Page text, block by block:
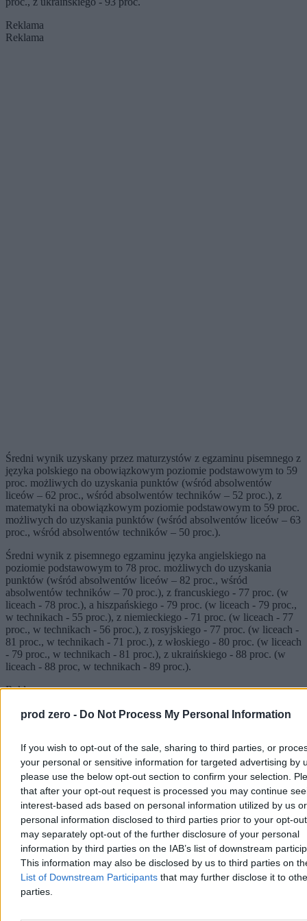
prod zero - Do Not Process My Personal Information
If you wish to opt-out of the sale, sharing to third parties, or
your personal or sensitive information for targeted advertising by
please use the below opt-out section to confirm your selection.
that after your opt-out request is processed you may continue
interest-based ads based on personal information utilized by us or
personal information disclosed to third parties prior to your opt-
may separately opt-out of the further disclosure of your personal
information by third parties on the IAB’s list of downstream
This information may also be disclosed by us to third parties on
List of Downstream Participants that may further disclose it to
parties.
Reklama
Reklama
Średni wynik uzyskany przez maturzystów z egzaminu pisemnego z
języka polskiego na obowiązkowym poziomie podstawowym to 59
proc. możliwych do uzyskania punktów (wśród absolwentów
liceów – 62 proc., wśród absolwentów techników – 52 proc.), z
matematyki na obowiązkowym poziomie podstawowym to 59 proc.
możliwych do uzyskania punktów (wśród absolwentów liceów – 63
proc., wśród absolwentów techników – 50 proc.).
Średni wynik z pisemnego egzaminu języka angielskiego na
poziomie podstawowym to 78 proc. możliwych do uzyskania
punktów (wśród absolwentów liceów – 82 proc., wśród
absolwentów techników – 70 proc.), z francuskiego - 77 proc. (w
liceach - 78 proc.), a hiszpańskiego - 79 proc. (w liceach - 79 proc.,
w technikach - 55 proc.), z niemieckiego - 71 proc. (w liceach - 77
proc., w technikach - 56 proc.), z rosyjskiego - 77 proc. (w liceach -
81 proc., w technikach - 71 proc.), z włoskiego - 80 proc. (w liceach
- 79 proc., w technikach - 81 proc.), z ukraińskiego - 88 proc. (w
liceach - 88 proc, w technikach - 89 proc.).
Reklama
Egzamin pisemny z języka białoruskiego jako języka mniejszości
narodowej na poziomie podstawowym zdało 99 proc.